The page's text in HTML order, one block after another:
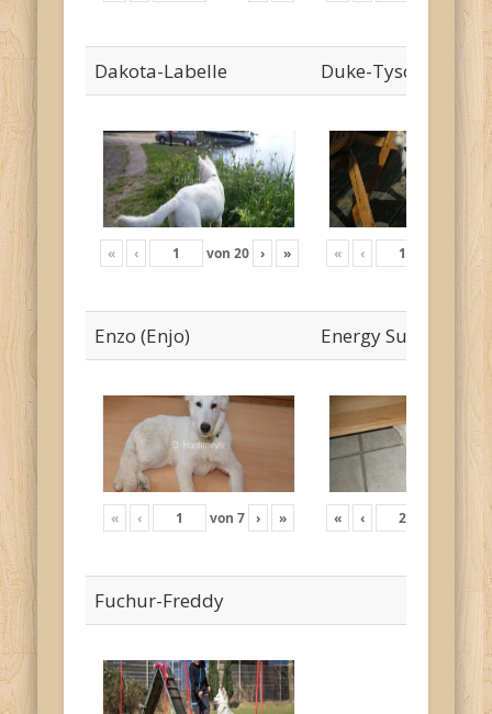
Dakota-Labelle Duke-Tyson
« ‹ von 20 › » « ‹
Enzo (Enjo) Energy Sunny
« ‹ von7 › » « ‹
Fuchur-Freddy